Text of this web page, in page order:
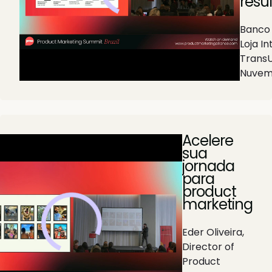
Banco
Loja
Acelere
sua
jornada
para
product
marketing
Eder Oliveira,
Director of
Product